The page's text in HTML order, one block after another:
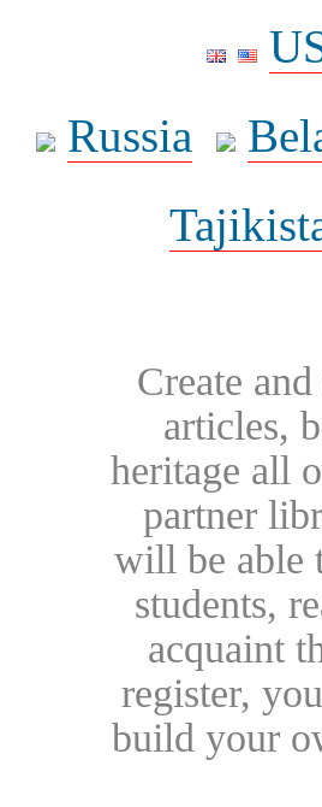
Russia
Create
articles,
heritage all
partner
will be able
students,
acquaint
register,
build your